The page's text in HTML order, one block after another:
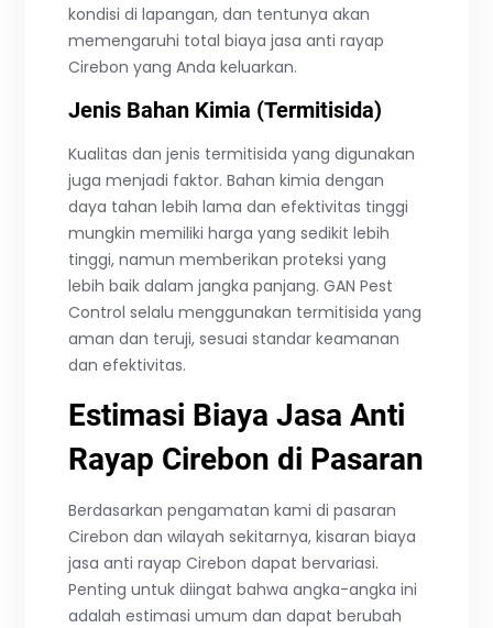
kondisi di lapangan, dan tentunya akan
memengaruhi total biaya jasa anti rayap
Cirebon yang Anda keluarkan.
Jenis Bahan Kimia (Termitisida)
Kualitas dan jenis termitisida yang digunakan
juga menjadi faktor. Bahan kimia dengan
daya tahan lebih lama dan efektivitas tinggi
mungkin memiliki harga yang sedikit lebih
tinggi, namun memberikan proteksi yang
lebih baik dalam jangka panjang. GAN Pest
Control selalu menggunakan termitisida yang
aman dan teruji, sesuai standar keamanan
dan efektivitas.
Estimasi Biaya Jasa Anti
Rayap Cirebon di Pasaran
Berdasarkan pengamatan kami di pasaran
Cirebon dan wilayah sekitarnya, kisaran biaya
jasa anti rayap Cirebon dapat bervariasi.
Penting untuk diingat bahwa angka-angka ini
adalah estimasi umum dan dapat berubah